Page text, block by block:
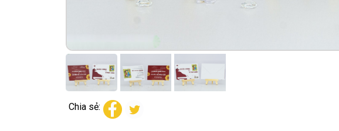
Chia sẻ: